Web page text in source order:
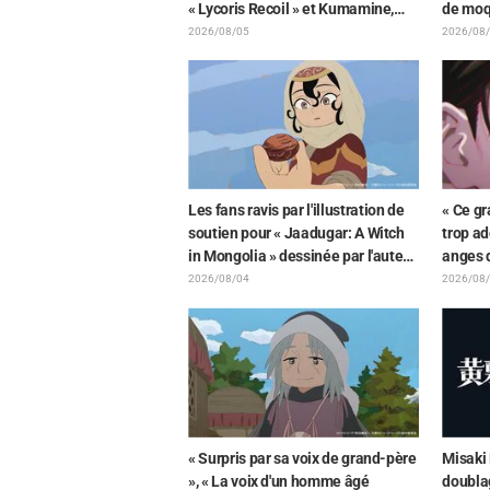
« Lycoris Recoil » et Kumamine,
créateur du « Chat au travail »,
2026/08/05
de
la
de «
2026/
Les fans ravis par l'illustration de
soutien pour « Jaadugar: A Witch
in Mongolia » dessinée par l'auteur
de « Yowamushi Pedal » : « Voilà
avec le style le plus différent
dessine ces personnages »
2026/08/04
« Ce
trop
anges
de
2026/
« Surpris par sa voix de grand-père
», « La voix d'un homme âgé
Misaki